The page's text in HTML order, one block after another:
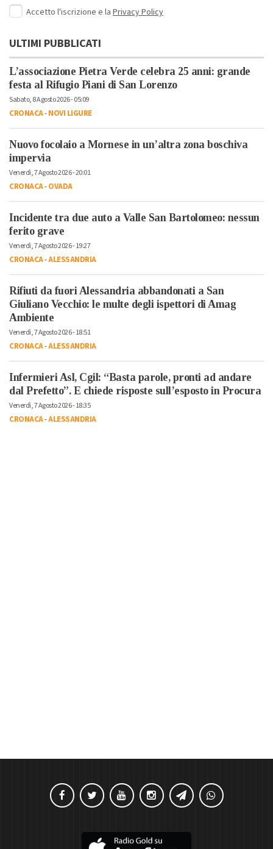
Accetto l'iscrizione e la Privacy Policy
ULTIMI PUBBLICATI
L’associazione Pietra Verde celebra 25 anni: grande
festa al Rifugio Piani di San Lorenzo
Sabato, 8 Agosto 2026 - 05:09
CRONACA-NOVI LIGURE
Nuovo focolaio a Mornese in un’altra zona boschiva
impervia
Venerdì, 7 Agosto 2026 - 20:01
CRONACA-OVADA
Incidente tra due auto a Valle San Bartolomeo: nessun
ferito grave
Venerdì, 7 Agosto 2026 - 19:27
CRONACA-ALESSANDRIA
Rifiuti da fuori Alessandria abbandonati a San
Giuliano Vecchio: le multe degli ispettori di Amag
Ambiente
Venerdì, 7 Agosto 2026 - 18:51
CRONACA-ALESSANDRIA
Infermieri Asl, Cgil: “Basta parole, pronti ad andare
dal Prefetto”. E chiede risposte sull’esposto in Procura
Venerdì, 7 Agosto 2026 - 18:35
CRONACA-ALESSANDRIA